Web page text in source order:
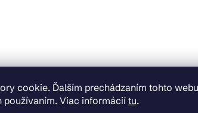
cookie. Ďalším prechádzaním tohto
používaním. Viac informácií tu.